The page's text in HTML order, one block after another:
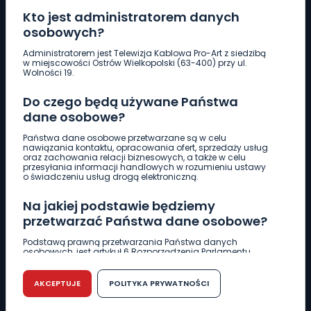
Kto jest administratorem danych
osobowych?
Administratorem jest Telewizja Kablowa Pro-Art z siedzibą
w miejscowości Ostrów Wielkopolski (63-400) przy ul.
Wolności 19.
Do czego będą używane Państwa
dane osobowe?
Państwa dane osobowe przetwarzane są w celu
nawiązania kontaktu, opracowania ofert, sprzedaży usług
oraz zachowania relacji biznesowych, a także w celu
przesyłania informacji handlowych w rozumieniu ustawy
o świadczeniu usług drogą elektroniczną.
Na jakiej podstawie będziemy
przetwarzać Państwa dane osobowe?
Podstawą prawną przetwarzania Państwa danych
osobowych, jest artykuł 6 Rozporządzenia Parlamentu
r. w sprawie ochrony osób fizycznych w związku z
przetwarzaniem danych osobowych w sprawie
swobodnego przepływu takich danych oraz uchylenia
dyrektywy 95/46/WE (RODO).
AKCEPTUJE POLITYKA PRYWATNOŚCI
Pobierz logotyp
661 997 997
REDAKCJA
62 735 22 22redakcja@wlkp24.info
DZIAŁ REKLAMY
62 735 01 85 reklama@wlkp24.info
WIADOMOŚCI
CIEKAWOSTKI